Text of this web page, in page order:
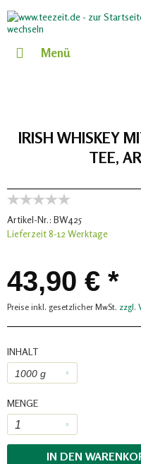
Menü
IRISH WHISKEY
TEE,
Artikel-Nr.: BW425
Lieferzeit 8-12 Werktage
43,90 € *
Preise inkl. gesetzlicher MwSt. zzgl.
INHALT
MENGE
IN DEN